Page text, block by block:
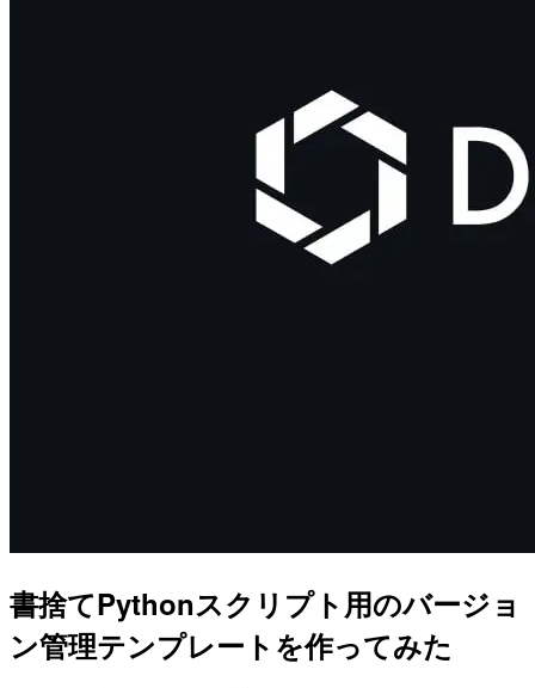
書捨てPythonスクリプト用のバージョ
ン管理テンプレートを作ってみた